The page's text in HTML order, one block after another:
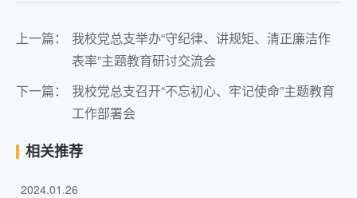
上一篇：
我校党总支举办“守纪律、讲规矩、清正廉洁作
表率”主题教育研讨交流会
下一篇：
我校党总支召开“不忘初心、牢记使命”主题教育
工作部署会
相关推荐
2024.01.26